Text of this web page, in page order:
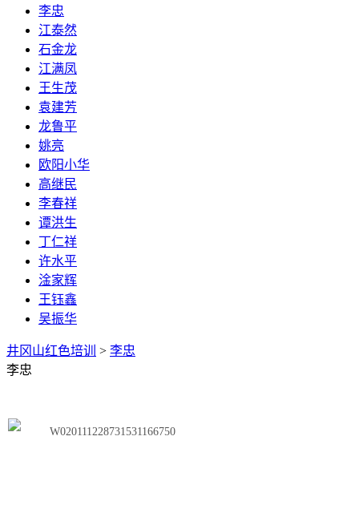
李忠
江泰然
石金龙
江满凤
王生茂
袁建芳
龙鲁平
姚亮
欧阳小华
高继民
李春祥
谭洪生
丁仁祥
许水平
淦家辉
王钰鑫
吴振华
井冈山红色培训 > 李忠
李忠